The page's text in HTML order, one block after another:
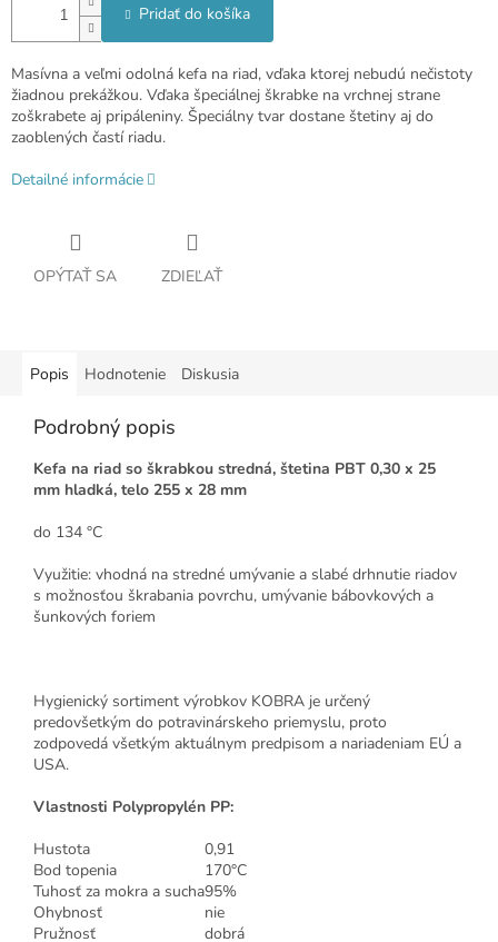
Pridať do košíka
Masívna a veľmi odolná kefa na riad, vďaka ktorej nebudú nečistoty
žiadnou prekážkou. Vďaka špeciálnej škrabke na vrchnej strane
zoškrabete aj pripáleniny. Špeciálny tvar dostane štetiny aj do
zaoblených častí riadu.
Detailné informácie
OPÝTAŤ SA ZDIEĽAŤ
Popis Hodnotenie Diskusia
Podrobný popis
Kefa na riad so škrabkou stredná, štetina PBT 0,30 x 25
mm hladká, telo 255 x 28 mm
do 134 °C
Využitie: vhodná na stredné umývanie a slabé drhnutie riadov
s možnosťou škrabania povrchu, umývanie bábovkových a
šunkových foriem
Hygienický sortiment výrobkov KOBRA je určený
predovšetkým do potravinárskeho priemyslu, proto
zodpovedá všetkým aktuálnym predpisom a nariadeniam EÚ a
USA.
Vlastnosti Polypropylén PP:
Hustota
0,91
Bod topenia
170°C
Tuhosť za mokra a sucha95%
Ohybnosť
nie
Pružnosť
dobrá